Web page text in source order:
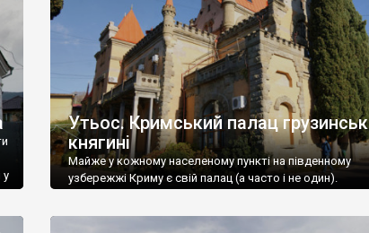
у
Утьос. Кримський палац
княгині
Майже у кожному населеному пункті на південному
узбережжі Криму є свій палац (а часто і не один).